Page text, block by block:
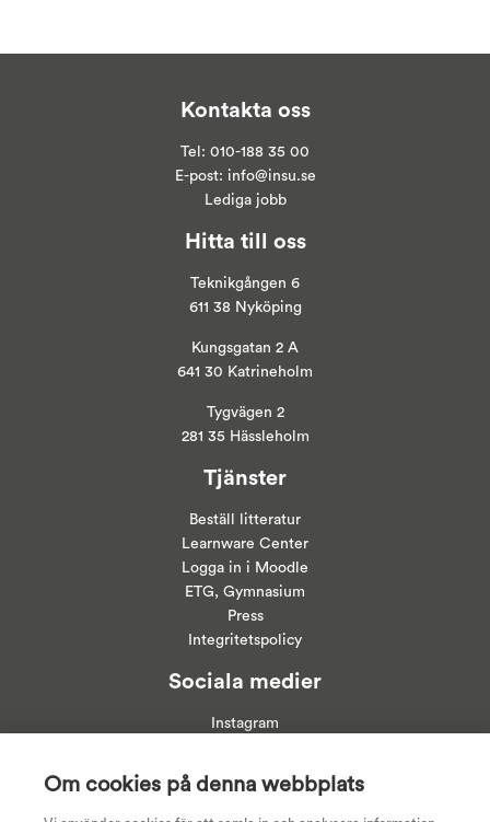
Kontakta oss
Tel: 010-188 35 00
E-post: info@insu.se
Lediga jobb
Hitta till oss
Teknikgången 6
611 38 Nyköping
Kungsgatan 2 A
641 30 Katrineholm
Tygvägen 2
281 35 Hässleholm
Tjänster
Beställ litteratur
Learnware Center
Logga in i Moodle
ETG, Gymnasium
Press
Integritetspolicy
Sociala medier
Instagram
Youtube
Om cookies på denna webbplats